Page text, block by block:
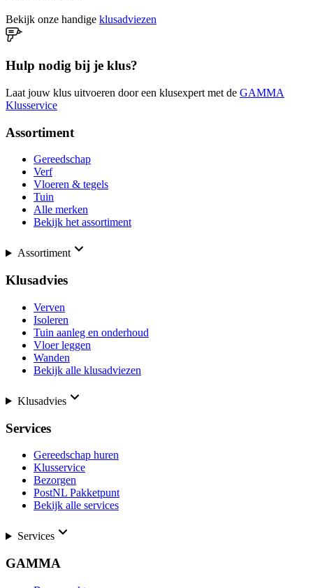
Bekijk onze handige klusadviezen
Hulp nodig bij je klus?
Laat jouw klus uitvoeren door een klusexpert met de GAMMA
Klusservice
Assortiment
Gereedschap
Verf
Vloeren & tegels
Tuin
Alle merken
Bekijk het assortiment
Assortiment
Klusadvies
Verven
Isoleren
Tuin aanleg en onderhoud
Vloer leggen
Wanden
Bekijk alle klusadviezen
Klusadvies
Services
Gereedschap huren
Klusservice
Bezorgen
PostNL Pakketpunt
Bekijk alle services
Services
GAMMA